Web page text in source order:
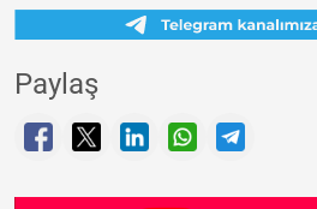
Paylaş